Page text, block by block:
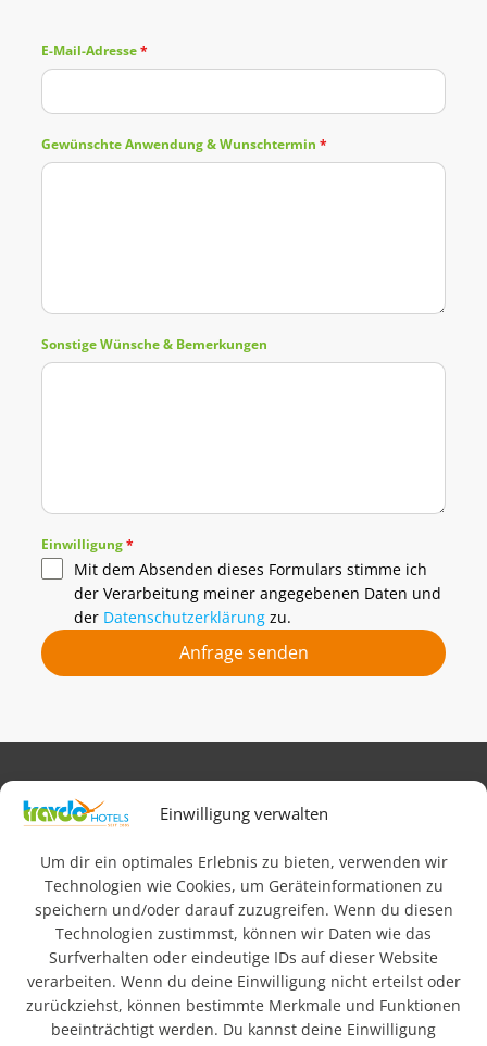
Einwilligung verwalten
Um dir ein optimales Erlebnis zu bieten, verwenden wir
Technologien wie Cookies, um Geräteinformationen zu
speichern und/oder darauf zuzugreifen. Wenn du diesen
Technologien zustimmst, können wir Daten wie das
Surfverhalten oder eindeutige IDs auf dieser Website
verarbeiten. Wenn du deine Einwilligung nicht erteilst oder
zurückziehst, können bestimmte Merkmale und Funktionen
beeinträchtigt werden. Du kannst deine Einwilligung
E-Mail-Adresse*
Gewünschte Anwendung & Wunschtermin *
Sonstige Wünsche & Bemerkungen
Einwilligung*
Mit dem Absenden dieses Formulars stimme ich
der Verarbeitung meiner angegebenen Daten und
der Datenschutzerklärung zu.
Anfrage senden
Impressum AGB Datenschutz & Rechtliches
FAQ Newsletteranmeldung Barrierefreiheit
© 2026 Travdo Hotels & Resorts. Alle Rechte vorbehalten.
Wo sind die besten